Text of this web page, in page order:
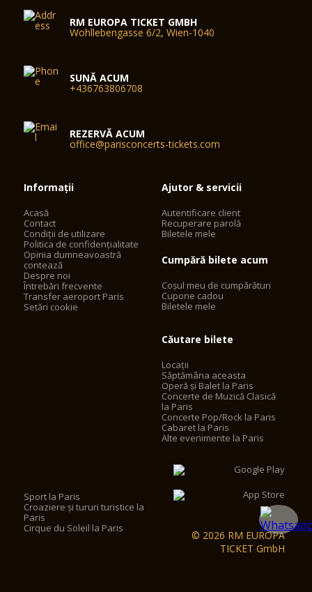
RM EUROPA TICKET GMBH
Wohllebengasse 6/2, Wien-1040
SUNĂ ACUM
+436763806708
REZERVĂ ACUM
office@parisconcerts-tickets.com
Informații
Acasă
Contact
Condiții de utilizare
Politica de confidențialitate
Opinia dumneavoastră
contează
Despre noi
Întrebări frecvente
Transfer aeroport Paris
Setări cookie
Ajutor & servicii
Autentificare client
Recuperare parolă
Biletele mele
Cumpără bilete acum
Coșul meu de cumpărături
Cupone cadou
Biletele mele
Căutare bilete
Locații
Săptămâna aceasta
Operă și Balet la Paris
Concerte de Muzică Clasică
la Paris
Concerte Pop/Rock la Paris
Cabaret la Paris
Alte evenimente la Paris
Sport la Paris
Croaziere și tururi turistice la
Paris
Cirque du Soleil la Paris
© 2026 RM EUROPA
TICKET GmbH